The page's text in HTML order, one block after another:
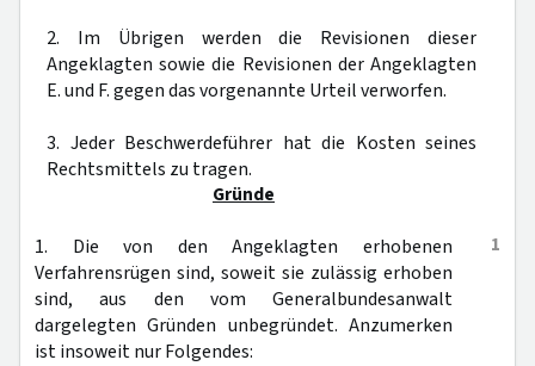
2. Im Übrigen werden die Revisionen dieser
Angeklagten sowie die Revisionen der Angeklagten
E. und F. gegen das vorgenannte Urteil verworfen.
3. Jeder Beschwerdeführer hat die Kosten seines
Rechtsmittels zu tragen.
Gründe
1
1. Die von den Angeklagten erhobenen
Verfahrensrügen sind, soweit sie zulässig erhoben
sind, aus den vom Generalbundesanwalt
dargelegten Gründen unbegründet. Anzumerken
ist insoweit nur Folgendes: